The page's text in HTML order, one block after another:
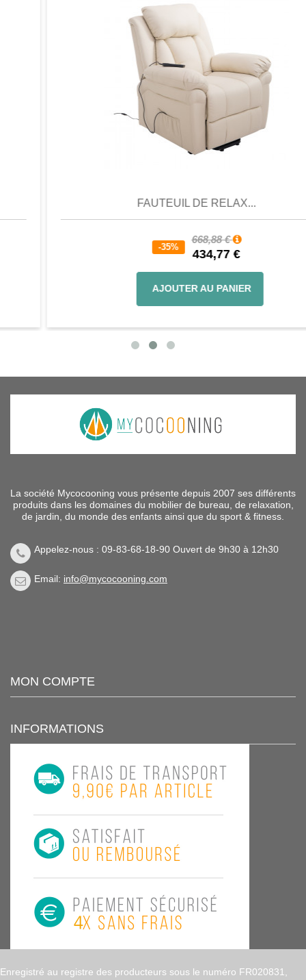
FAUTEUIL DE RELAX...
668,88 €
434,77 €
AJOUTER AU PANIER
La société Mycocooning vous présente depuis 2007 ses différents
produits dans les domaines du mobilier de bureau, de relaxation,
de jardin, du monde des enfants ainsi que du sport & fitness.
Appelez-nous : 09-83-68-18-90 Ouvert de 9h30 à 12h30
Email: info@mycocooning.com
MON COMPTE
INFORMATIONS
Enregistré au registre des producteurs sous le numéro FR020831,